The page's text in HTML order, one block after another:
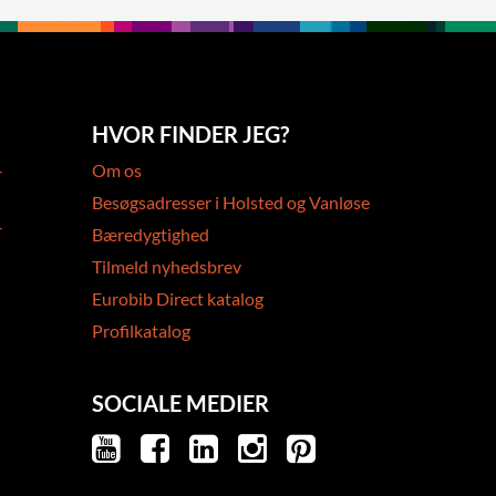
HVOR FINDER JEG?
Om os
Besøgsadresser i Holsted og Vanløse
Bæredygtighed
Tilmeld nyhedsbrev
Eurobib Direct katalog
Profilkatalog
SOCIALE MEDIER